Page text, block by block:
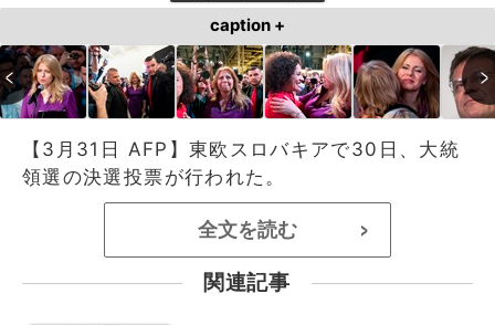
caption +
【3月31日 AFP】東欧スロバキアで30日、大統
領選の決選投票が行われた。
全文を読む >
関連記事